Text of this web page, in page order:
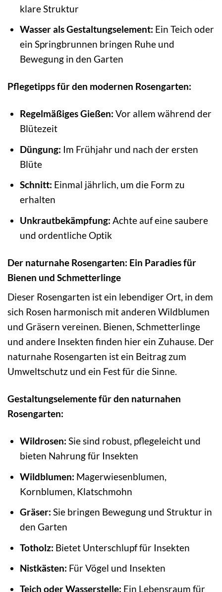
klare Struktur
Wasser als Gestaltungselement: Ein Teich oder
ein Springbrunnen bringen Ruhe und
Bewegung in den Garten
Pflegetipps für den modernen Rosengarten:
Regelmäßiges Gießen: Vor allem während der
Blütezeit
Düngung: Im Frühjahr und nach der ersten
Blüte
Schnitt: Einmal jährlich, um die Form zu
erhalten
Unkrautbekämpfung: Achte auf eine saubere
und ordentliche Optik
Der naturnahe Rosengarten: Ein Paradies für
Bienen und Schmetterlinge
Dieser Rosengarten ist ein lebendiger Ort, in dem
sich Rosen harmonisch mit anderen Wildblumen
und Gräsern vereinen. Bienen, Schmetterlinge
und andere Insekten finden hier ein Zuhause. Der
naturnahe Rosengarten ist ein Beitrag zum
Umweltschutz und ein Fest für die Sinne.
Gestaltungselemente für den naturnahen
Rosengarten:
Wildrosen: Sie sind robust, pflegeleicht und
bieten Nahrung für Insekten
Wildblumen: Magerwiesenblumen,
Kornblumen, Klatschmohn
Gräser: Sie bringen Bewegung und Struktur in
den Garten
Totholz: Bietet Unterschlupf für Insekten
Nistkästen: Für Vögel und Insekten
Teich oder Wasserstelle: Ein Lebensraum für